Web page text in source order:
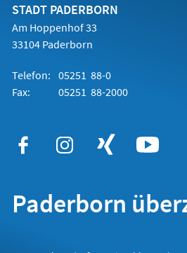
STADT PADERBORN
Am Hoppenhof 33
33104 Paderborn
Telefon: 05251 88-0
Fax:
05251 88-2000
Paderborn